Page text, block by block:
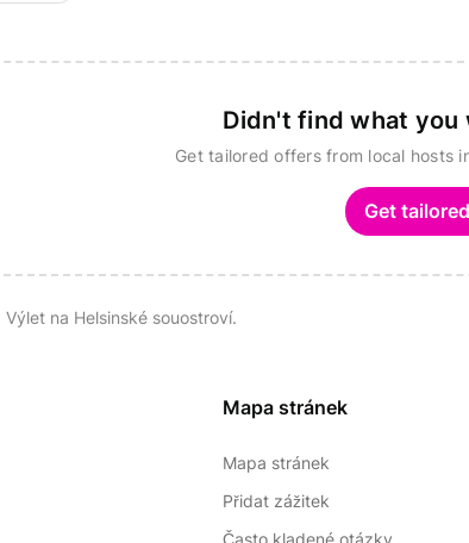
Didn't find what you
Get tailored offers from local hosts
Get
Výlet na Helsinské souostroví.
Mapa stránek
Mapa stránek
Přidat zážitek